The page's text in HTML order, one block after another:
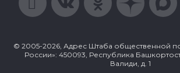
© 2005-2026, Адрес Штаба общественной
России»: 450093, Республика
Валиди, д. 1